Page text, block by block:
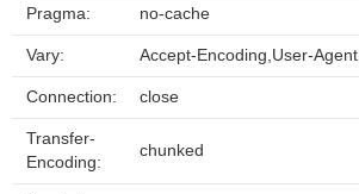
Pragma: no-cache
Vary: Accept-Encoding,User-Agent
Connection: close
Transfer-
Encoding:
chunked